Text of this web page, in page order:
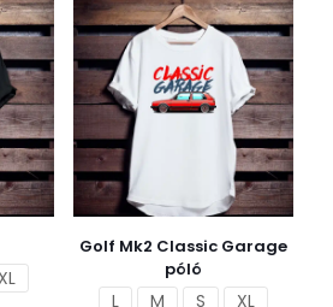
XL
Golf Mk2 Classic Garage
póló
L M S XL